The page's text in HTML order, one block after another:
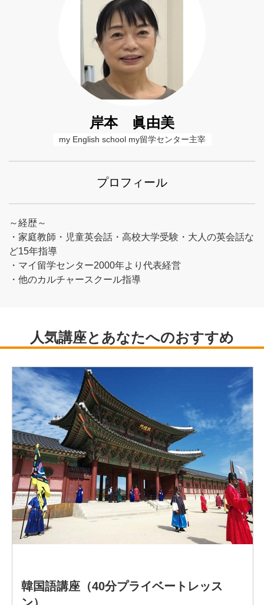
岸本 眞由美
my English school my留学センター主宰
プロフィール
～経歴～
・家庭教師・児童英会話・高校大学受験・大人の英会話な
ど15年指導
・マイ留学センター2000年より代表経営
・他のカルチャースクール指導